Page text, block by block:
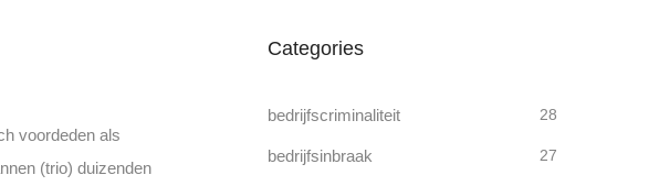
voordeden als
(trio) duizenden
Categories
bedrijfscriminaliteit 28
bedrijfsinbraak 27